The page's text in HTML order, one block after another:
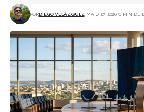
PORDIEGO VELÁZQUEZ MAIO 27, 2026 6 MIN DE